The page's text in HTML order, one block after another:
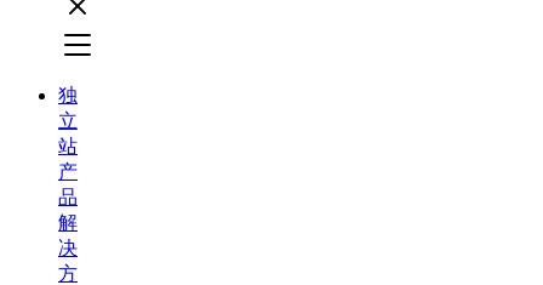
独
立
站
产
品
解
决
方